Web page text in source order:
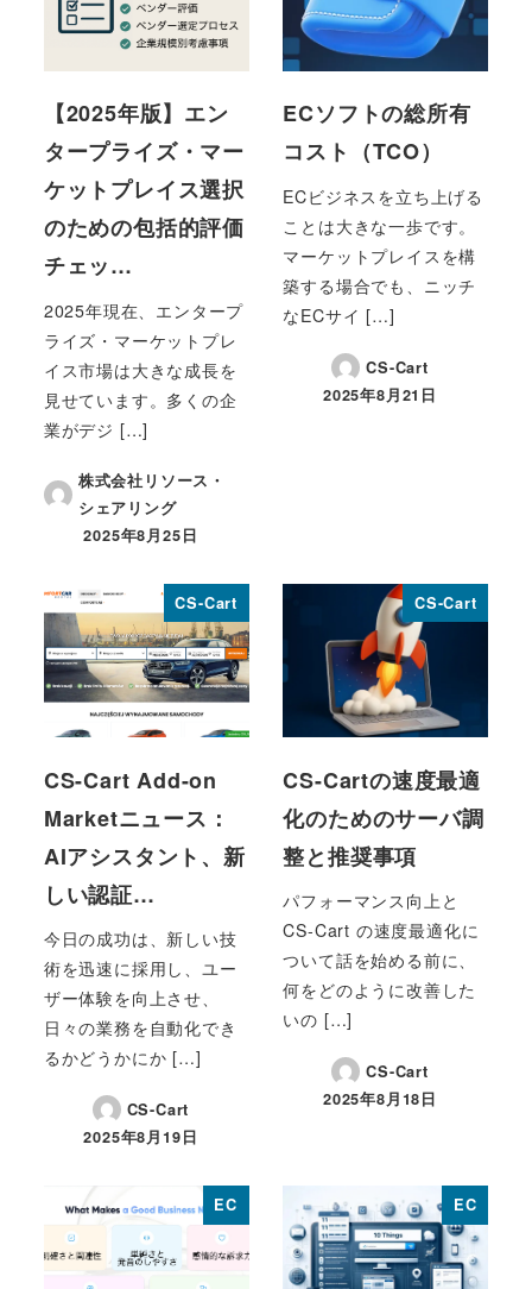
【2025年版】エン
タープライズ・マー
ケットプレイス選択
のための包括的評価
チェッ…
2025年現在、エンタープ
ライズ・マーケットプレ
イス市場は大きな成長を
見せています。多くの企
業がデジ […]
株式会社リソース・
シェアリング
投稿日
2025年8月25日
ECソフトの総所有
コスト（TCO）
ECビジネスを立ち上げる
ことは大きな一歩です。
マーケットプレイスを構
築する場合でも、ニッチ
なECサイ […]
CS-Cart
投稿日
2025年8月21日
CS-Cart
CS-Cart Add-on
Marketニュース：
AIアシスタント、新
しい認証…
今日の成功は、新しい技
術を迅速に採用し、ユー
ザー体験を向上させ、
日々の業務を自動化でき
るかどうかにか […]
CS-Cart
投稿日
2025年8月19日
CS-Cart
CS-Cartの速度最適
化のためのサーバ調
整と推奨事項
パフォーマンス向上と
CS-Cart の速度最適化に
ついて話を始める前に、
何をどのように改善した
いの […]
CS-Cart
投稿日
2025年8月18日
EC EC